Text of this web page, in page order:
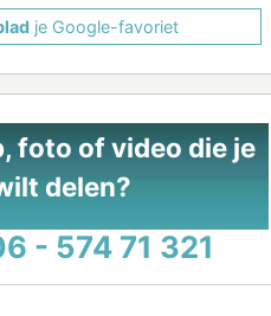
je Google-favoriet
foto of video die je
delen?
- 574 71 321